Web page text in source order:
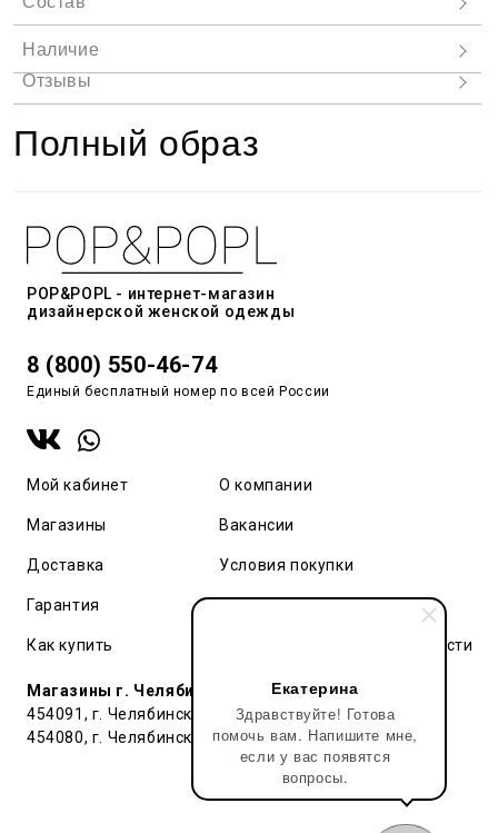
Екатерина
Здравствуйте! Готова
помочь вам. Напишите мне,
если у вас появятся
вопросы.
Полный образ
POP&POPL - интернет-магазин
дизайнерской женской одежды
8 (800) 550-46-74
Единый бесплатный номер по всей России
Мой кабинет
Магазины
Доставка
Гарантия
Как купить
О компании
Вакансии
Условия покупки
Карта сайта
Политика конфиденциальности
Магазины г. Челябинск:
454091, г. Челябинск, ул. Труда, 91 БЦ Гардероб
454080, г. Челябинск, ул. Тернопольская , д. 6